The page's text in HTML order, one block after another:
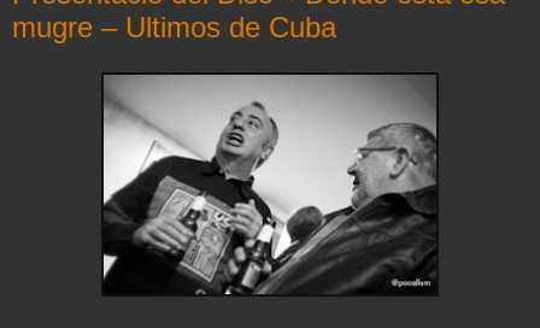
mugre – Ultimos de Cuba